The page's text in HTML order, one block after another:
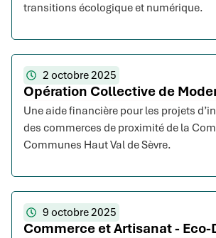
transitions écologique et numérique.
2 octobre 2025
Opération Collective de
Une aide financière pour les projets
des commerces de proximité de la
Communes Haut Val de Sèvre.
9 octobre 2025
Commerce et Artisanat - Eco-